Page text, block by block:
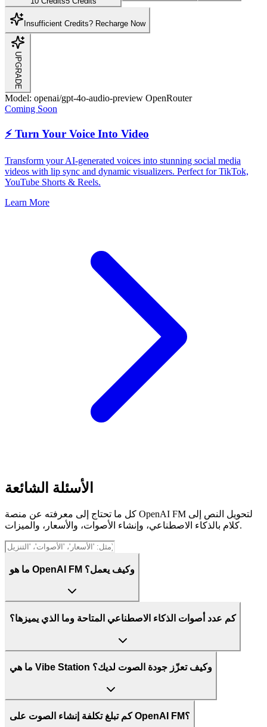
Insufficient Credits? Recharge Now
UPGRADE
Model: openai/gpt-4o-audio-preview OpenRouter
Coming Soon
⚡ Turn Your Voice Into Video
Transform your AI-generated voices into stunning social media
videos with lip sync and dynamic visualizers. Perfect for TikTok,
YouTube Shorts & Reels.
Learn More
الأسئلة الشائعة
كل ما تحتاج إلى معرفته عن منصة OpenAI FM لتحويل النص إلى
كلام بالذكاء الاصطناعي، وإنشاء الأصوات، والأسعار، والميزات.
ما هو OpenAI FM وكيف يعمل؟
كم عدد أصوات الذكاء الاصطناعي المتاحة وما الذي يميزها؟
ما هي Vibe Station وكيف تعزّز جودة الصوت لديك؟
كم تبلغ تكلفة إنشاء الصوت على OpenAI FM؟